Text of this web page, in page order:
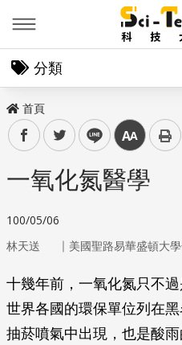
分類
首頁
facebooktwitter line 中
一氧化氮醫學
100/05/06
林天送 ｜ 美國聖路易華盛頓大
十幾年前，一氧化氮只不
世界各國的環保單位列在
抽菸噴氣中出現，也是酸